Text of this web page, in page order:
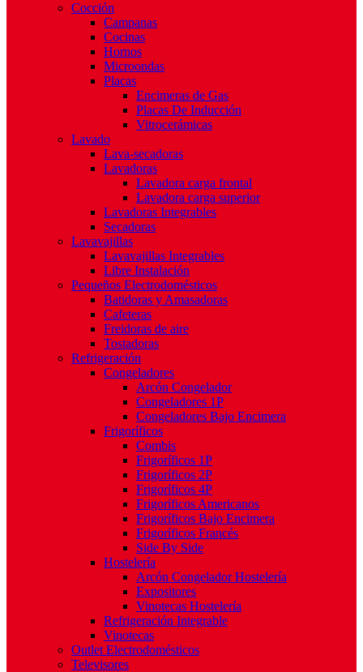
Cocción
Campanas
Cocinas
Hornos
Microondas
Placas
Encimeras de Gas
Placas De Inducción
Vitrocerámicas
Lavado
Lava-secadoras
Lavadoras
Lavadora carga frontal
Lavadora carga superior
Lavadoras Integrables
Secadoras
Lavavajillas
Lavavajillas Integrables
Libre Instalación
Pequeños Electrodomésticos
Batidoras y Amasadoras
Cafeteras
Freidoras de aire
Tostadoras
Refrigeración
Congeladores
Arcón Congelador
Congeladores 1P
Congeladores Bajo Encimera
Frigoríficos
Combis
Frigoríficos 1P
Frigoríficos 2P
Frigoríficos 4P
Frigoríficos Americanos
Frigoríficos Bajo Encimera
Frigoríficos Francés
Side By Side
Hostelería
Arcón Congelador Hostelería
Expositores
Vinotecas Hostelería
Refrigeración Integrable
Vinotecas
Outlet Electrodomésticos
Televisores